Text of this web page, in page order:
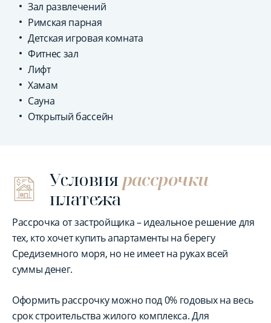
Зал развлечений
Римская парная
Детская игровая комната
Фитнес зал
Лифт
Хамам
Сауна
Открытый бассейн
Условиярассрочки
платежа
Рассрочка от застройщика – идеальное решение для
тех, кто хочет купить апартаменты на берегу
Средиземного моря, но не имеет на руках всей
суммы денег.
Оформить рассрочку можно под 0% годовых на весь
срок строительства жилого комплекса. Для